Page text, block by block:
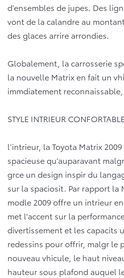
d’ensembles de jupes. Des
vont de la calandre au
des glaces arrire arrondies.
Globalement, la carrosserie
la nouvelle Matrix en fait un
immdiatement
STYLE INTRIEUR
l’intrieur, la Toyota Matrix
spacieuse qu’auparavant
grce un design inspir du
sur la spaciosit. Par rapport la
modle 2009 offre un intrieur
met l'accent sur la
divertissement et les capacits
redessins pour offrir, malgr le
nouveau vhicule, le haut
hauteur sous plafond auquel